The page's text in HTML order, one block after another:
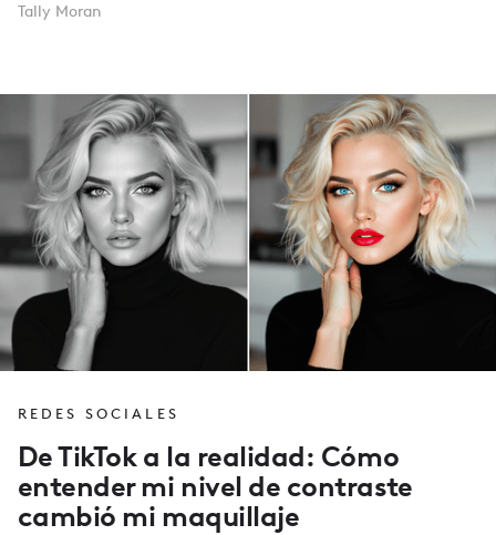
Tally Moran
REDES SOCIALES
De TikTok a la realidad: Cómo
entender mi nivel de contraste
cambió mi maquillaje